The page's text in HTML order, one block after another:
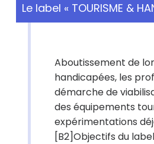
Le label « TOURISME &
Aboutissement de
handicapées, les
démarche de
des équipements
expérimentations
[B2]Objectifs du